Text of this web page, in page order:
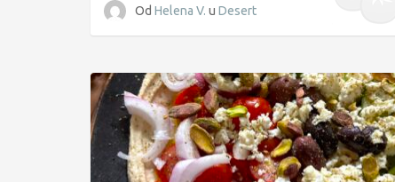
Od Helena V. u Desert